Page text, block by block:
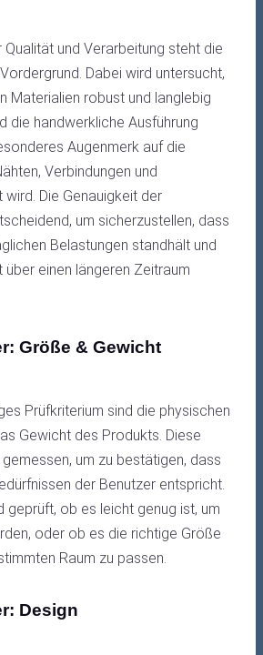
Qualität und Verarbeitung steht die
Dabei wird untersucht,
Materialien robust und langlebig
die handwerkliche Ausführung
Augenmerk auf die
Verbindungen und
Die Genauigkeit der
um sicherzustellen, dass
Belastungen standhält und
über einen längeren Zeitraum
Größe & Gewicht
Prüfkriterium sind die physischen
Gewicht des Produkts. Diese
um zu bestätigen, dass
der Benutzer entspricht.
geprüft, ob es leicht genug ist, um
oder ob es die richtige Größe
Raum zu passen.
Design